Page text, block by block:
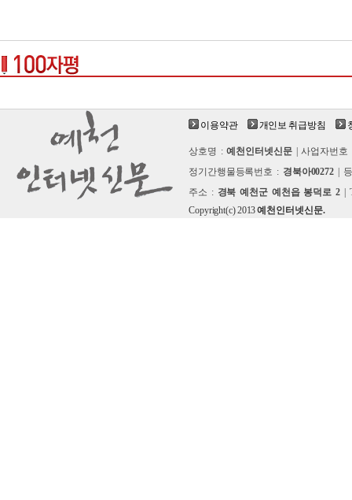
이용약관 개인보 취급방침
상호명 :예천인터넷신문| 사업자번
정기간행물등록번호 : 경북아00272 |
주소 : 경북 예천군 예천읍 봉덕로 2|
Copyright(c) 2013예천인터넷신문.